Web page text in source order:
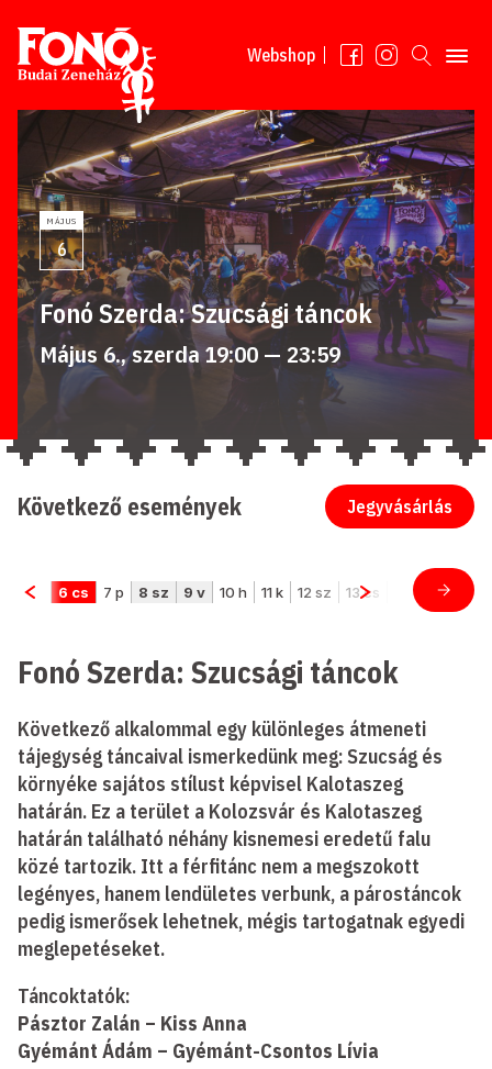
Tovább a tartalomhoz
Webshop
MÁJUS
6
Fonó Szerda: Szucsági táncok
Május 6., szerda 19:00 — 23:59
Jegyvásárlás
Következő események
Fonó Szerda: Szucsági táncok
Következő alkalommal egy különleges átmeneti
tájegység táncaival ismerkedünk meg: Szucság és
környéke sajátos stílust képvisel Kalotaszeg
határán. Ez a terület a Kolozsvár és Kalotaszeg
határán található néhány kisnemesi eredetű falu
közé tartozik. Itt a férfitánc nem a megszokott
legényes, hanem lendületes verbunk, a párostáncok
pedig ismerősek lehetnek, mégis tartogatnak egyedi
meglepetéseket.
Táncoktatók:
Pásztor Zalán – Kiss Anna
Gyémánt Ádám – Gyémánt-Csontos Lívia